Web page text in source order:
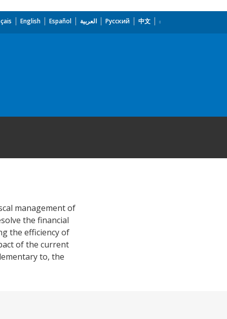
English Español العربية Русский 中文
management of
the financial
the efficiency of
of the current
to, the